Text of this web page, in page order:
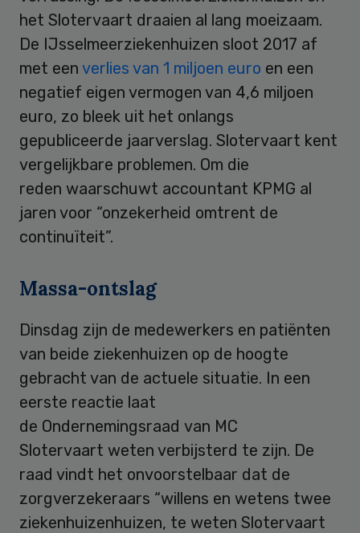
het Slotervaart draaien al lang moeizaam.
De IJsselmeerziekenhuizen sloot 2017 af
met een verlies van 1 miljoen euro en een
negatief eigen vermogen van 4,6 miljoen
euro, zo bleek uit het onlangs
gepubliceerde jaarverslag. Slotervaart kent
vergelijkbare problemen. Om die
reden waarschuwt accountant KPMG al
jaren voor “onzekerheid omtrent de
continuïteit”.
Massa-ontslag
Dinsdag zijn de medewerkers en patiënten
van beide ziekenhuizen op de hoogte
gebracht van de actuele situatie. In een
eerste reactie laat
de Ondernemingsraad van MC
Slotervaart weten verbijsterd te zijn. De
raad vindt het onvoorstelbaar dat de
zorgverzekeraars “willens en wetens twee
ziekenhuizenhuizen, te weten Slotervaart